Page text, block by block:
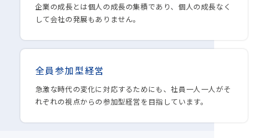
企業の成長とは個人の成長の集積であり、個人の成長なく
して会社の発展もありません。
全員参加型経営
急激な時代の変化に対応するためにも、社員一人一人がそ
れぞれの視点からの参加型経営を目指しています。